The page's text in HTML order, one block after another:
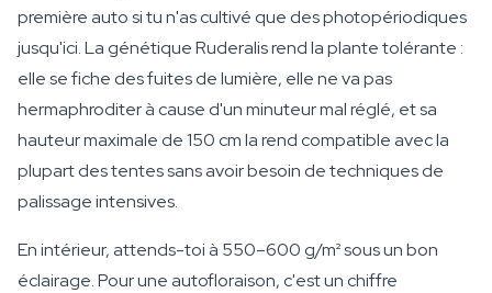
première auto si tu n'as cultivé que des photopériodiques
jusqu'ici. La génétique Ruderalis rend la plante tolérante :
elle se fiche des fuites de lumière, elle ne va pas
hermaphroditer à cause d'un minuteur mal réglé, et sa
hauteur maximale de 150 cm la rend compatible avec la
plupart des tentes sans avoir besoin de techniques de
palissage intensives.
En intérieur, attends-toi à 550–600 g/m² sous un bon
éclairage. Pour une autofloraison, c'est un chiffre